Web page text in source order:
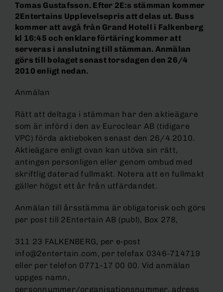
Tomas Gustafsson. Efter 2E:s stämman kommer
2Entertains Upplevelsepris att delas ut. Buss
kommer att avgå från Grand Hotell i Falkenberg
kl 16:45 och enklare förtäring kommer att
serveras i anslutning till stämman. Anmälan
görs till bolaget senast torsdagen den 26/4
2010 enligt nedan.
Anmälan
Rätt att deltaga i stämman har den aktieägare
som är införd i den av Euroclear AB (tidigare
VPC) förda aktieboken senast den 26/4 2010.
Aktieägare enligt ovan kan utöva sin rätt,
antingen personligen eller genom ombud med
skriftlig daterad fullmakt. Notera att en fullmakt
gäller högst ett år från utfärdandet.
Anmälan till årsstämma är obligatorisk och görs
per post till 2Entertain AB (publ), Box 278,
311 23 FALKENBERG, per e-post
info@2entertain.com, per telefax 0346-714719
eller per telefon 0771-17 00 00. Vid anmälan
uppges namn,
personnummer/organisationsnummer, adress